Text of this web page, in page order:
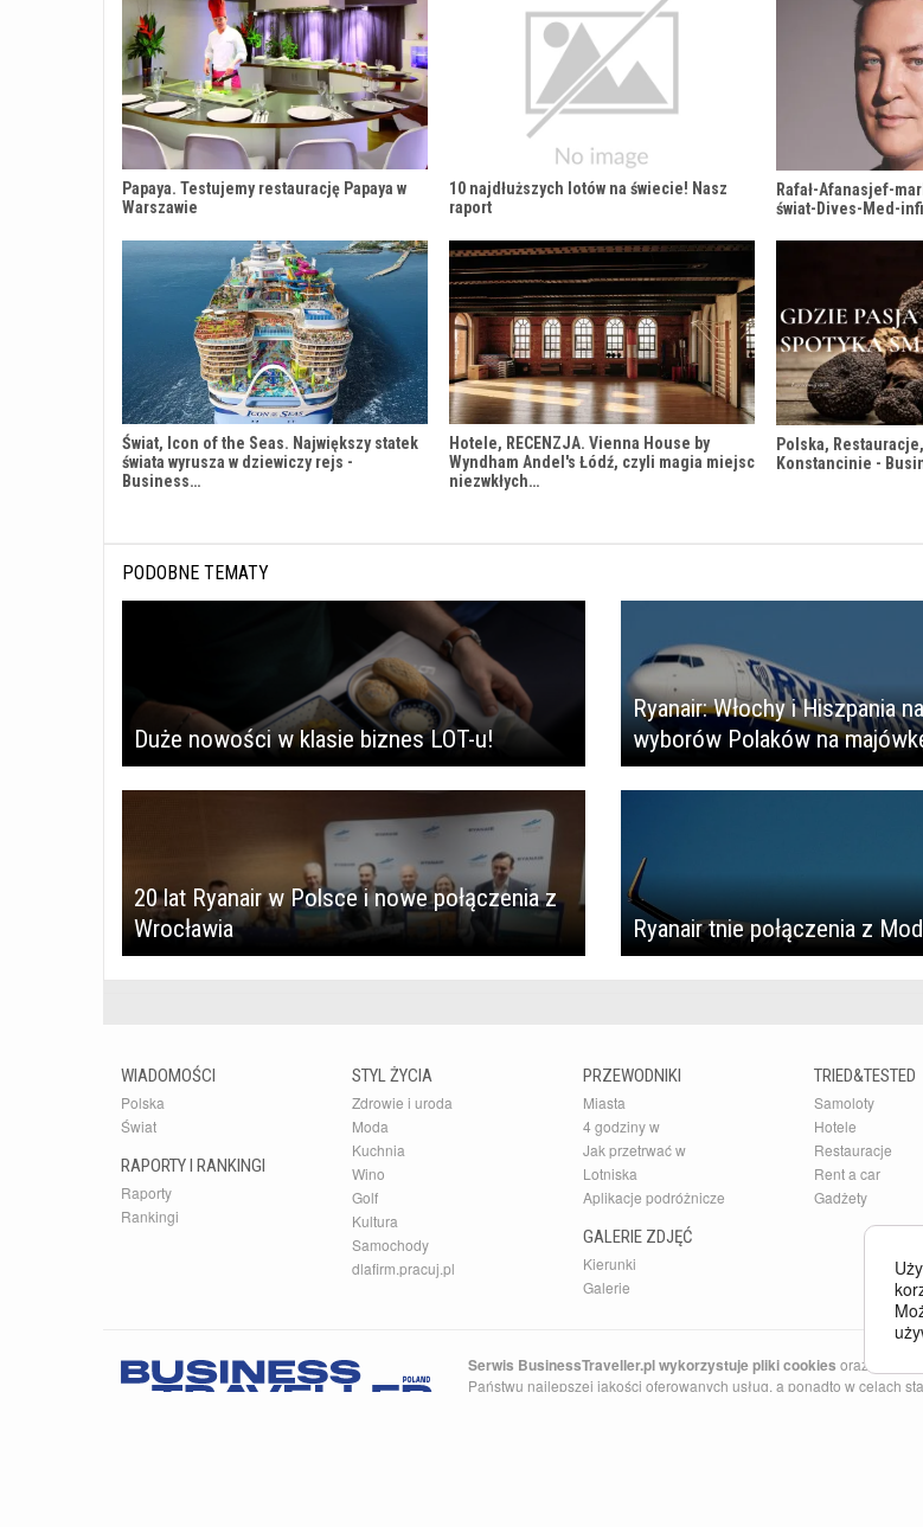
Papaya. Testujemy restaurację Papaya w
Warszawie
10 najdłuższych lotów na świecie! Nasz
raport
Rafał-Afanasjef-
świat-Dives-Med-
Świat, Icon of the Seas. Największy statek
świata wyrusza w dziewiczy rejs -
Business…
Hotele, RECENZJA. Vienna House by
Wyndham Andel's Łódź, czyli magia miejsc
niezwkłych…
Polska,
Konstancinie -
PODOBNE TEMATY
Duże nowości w klasie biznes LOT-u!
Ryanair: Włochy i Hiszpania
wyborów Polaków na
20 lat Ryanair w Polsce i nowe połączenia z
Wrocławia
Ryanair tnie połączenia z
WIADOMOŚCI
Polska
Świat
RAPORTY I RANKINGI
Raporty
Rankingi
STYL ŻYCIA
Zdrowie i uroda
Moda
Kuchnia
Wino
Golf
Kultura
Samochody
dlafirm.pracuj.pl
PRZEWODNIKI
Miasta
4 godziny w
Jak przetrwać w
Lotniska
Aplikacje podróżnicze
GALERIE ZDJĘĆ
Kierunki
Galerie
TRIED&TESTED
Samoloty
Hotele
Restauracje
Rent a car
Gadżety
Serwis BusinessTraveller.pl wykorzystuje pliki cookies oraz inne
Państwu najlepszej jakości oferowanych usług, a ponadto w celach